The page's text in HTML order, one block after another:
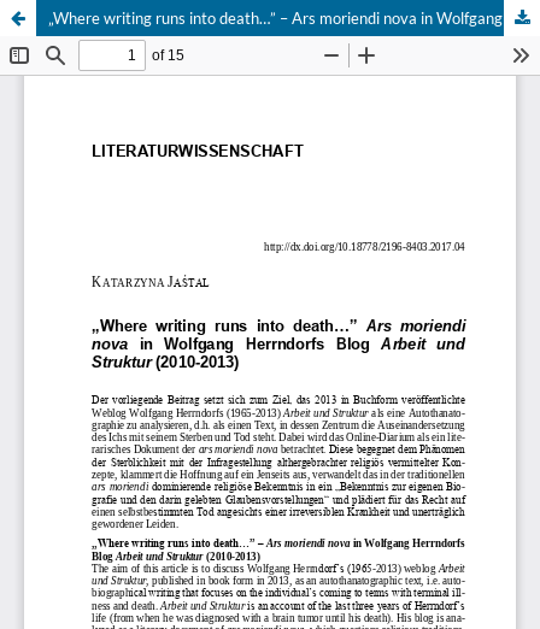
„Where writing runs into death…” – Ars moriendi nova in Wolfgang Herrndorfs Blog "Arbeit und Struktur" (2010-2013)